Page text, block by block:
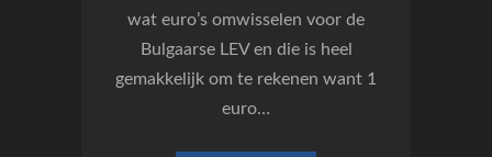
wat euro’s omwisselen voor de
Bulgaarse LEV en die is heel
gemakkelijk om te rekenen want 1
euro…